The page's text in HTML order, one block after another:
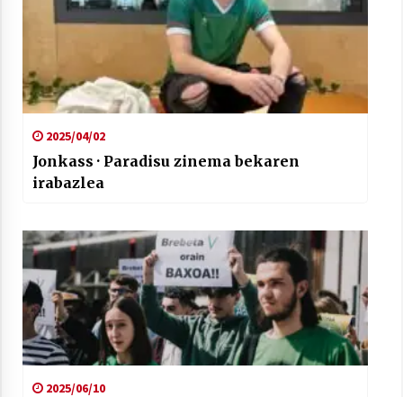
2025/04/02
Jonkass · Paradisu zinema bekaren
irabazlea
2025/06/10